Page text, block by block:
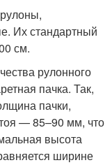
Их стандартный
см.
рулонного
пачка. Так,
пачки,
— 85–90 мм, что
высота
ширине